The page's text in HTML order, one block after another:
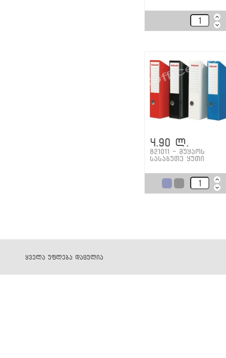
4.90 ლ.
821011 - მუყაოს
სასაბუთე ყუთი
ყველა უფლება დაცულია